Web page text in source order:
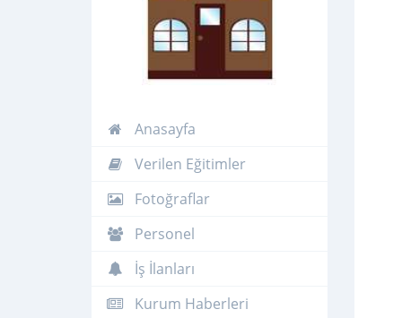
Anasayfa
Verilen Eğitimler
Fotoğraflar
Personel
İş İlanları
Kurum Haberleri